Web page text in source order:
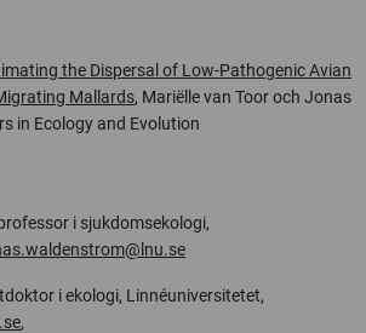
the Dispersal of Low-Pathogenic Avian
Mallards, Mariëlle van Toor och Jonas
in Ecology and Evolution
i sjukdomsekologi,
i ekologi, Linnéuniversitetet,
,